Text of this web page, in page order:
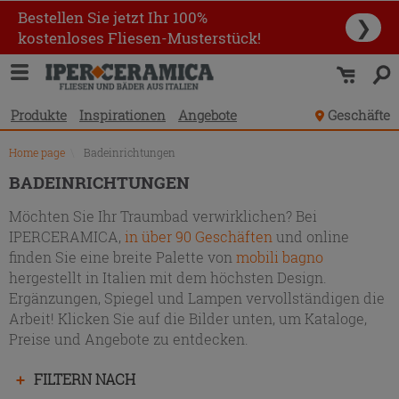
Bestellen Sie jetzt Ihr 100%
kostenloses Fliesen-Musterstück!
❯
Produkte Inspirationen Angebote Geschäfte
Home page Badeinrichtungen
BADEINRICHTUNGEN
Möchten Sie Ihr Traumbad verwirklichen? Bei
IPERCERAMICA, in über 90 Geschäften und online
finden Sie eine breite Palette von mobili bagno
hergestellt in Italien mit dem höchsten Design.
Ergänzungen, Spiegel und Lampen vervollständigen die
Arbeit! Klicken Sie auf die Bilder unten, um Kataloge,
Preise und Angebote zu entdecken.
FILTERN NACH
Drücken
Produktverzeichnis